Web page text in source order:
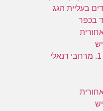
09:40 - גן עדן עלי אדמות - 1. מרחבי דנאלי